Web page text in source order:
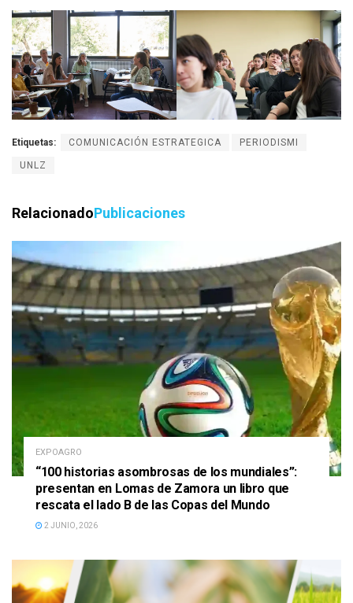
Etiquetas: COMUNICACIÓN ESTRATEGICA PERIODISMI
UNLZ
RelacionadoPublicaciones
EXPOAGRO
“100 historias asombrosas de los mundiales”:
presentan en Lomas de Zamora un libro que
rescata el lado B de las Copas del Mundo
2 JUNIO, 2026